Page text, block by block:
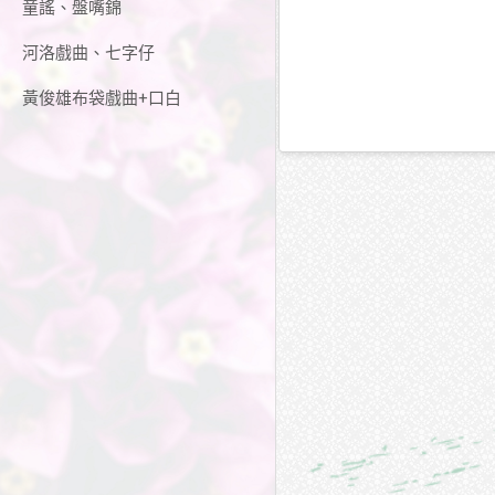
童謠、盤嘴錦
河洛戲曲、七字仔
黃俊雄布袋戲曲+口白